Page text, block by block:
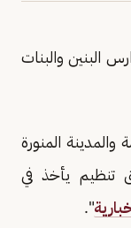
البنين والبنات
والمدينة المنورة
تنظيم يأخذ في
".